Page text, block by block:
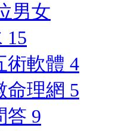
男女
15
術軟體 4
命理網 5
答 9